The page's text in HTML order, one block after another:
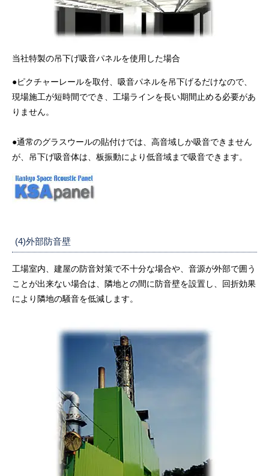
当社特製の吊下げ吸音パネルを使用した場合
●ピクチャーレールを取付、吸音パネルを吊下げるだけなので、
現場施工が短時間ででき、工場ラインを長い期間止める必要があ
りません。
●通常のグラスウールの貼付けでは、高音域しか吸音できません
が、吊下げ吸音体は、板振動により低音域まで吸音できます。
(4)外部防音壁
工場室内、建屋の防音対策で不十分な場合や、音源が外部で囲う
ことが出来ない場合は、隣地との間に防音壁を設置し、回折効果
により隣地の騒音を低減します。